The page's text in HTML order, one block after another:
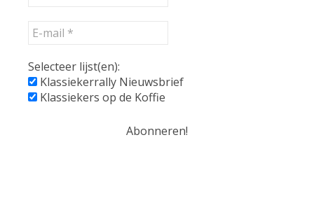
Selecteer lijst(en):
Klassiekerrally Nieuwsbrief
Klassiekers op de Koffie